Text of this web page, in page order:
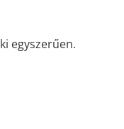
egyszerűen.